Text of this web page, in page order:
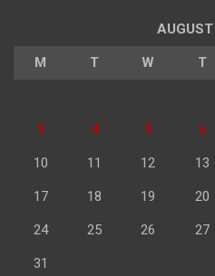
M T W T
3 4 5 6
10 11 12 13
17 18 19 20
24 25 26 27
31